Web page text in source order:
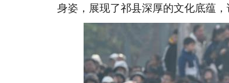
身姿，展现了祁县深厚的文化底蕴